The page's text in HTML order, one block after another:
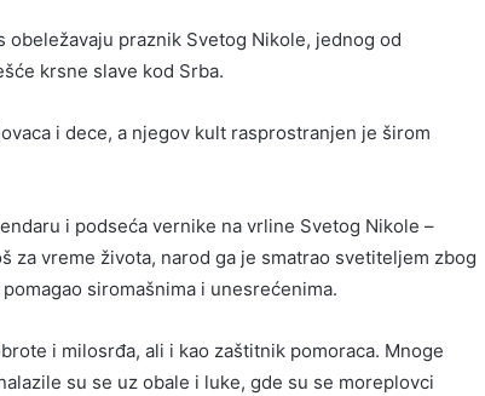
praznik Svetog Nikole, jednog od
krsne slave kod Srba.
i dece, a njegov kult rasprostranjen je širom
i podseća vernike na vrline Svetog Nikole –
za vreme života, narod ga je smatrao svetiteljem zbog
siromašnima i unesrećenima.
i milosrđa, ali i kao zaštitnik pomoraca. Mnoge
su se uz obale i luke, gde su se moreplovci